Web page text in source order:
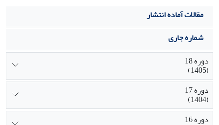
مقالات آماده انتشار
شماره جاری
دوره 18
(1405)
دوره 17
(1404)
دوره 16